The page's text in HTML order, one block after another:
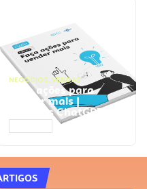
NEGÓCIOS, VENDAS
Faça ações para
vender mais |
Prompts ChatGPT